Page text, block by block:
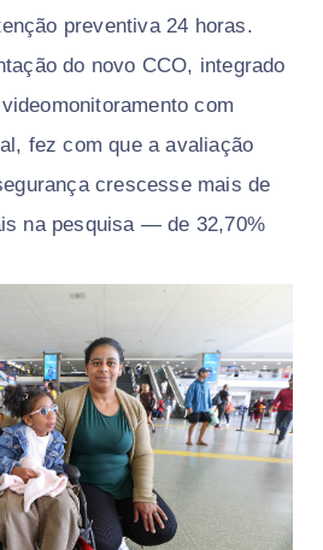
preventiva 24 horas.
do novo CCO, integrado
com
fez com que a avaliação
crescesse mais de
na pesquisa — de 32,70%